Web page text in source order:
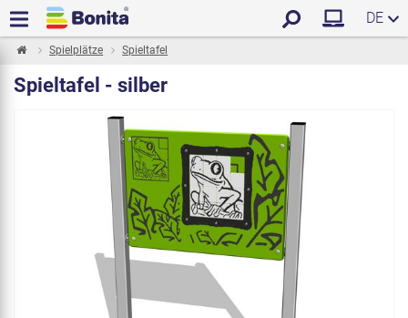
DE
Spielplätze Spieltafel
Spieltafel - silber